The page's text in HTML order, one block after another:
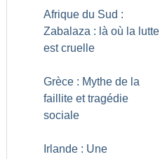
Afrique du Sud :
Zabalaza : là où la lutte
est cruelle
Grèce : Mythe de la
faillite et tragédie
sociale
Irlande : Une